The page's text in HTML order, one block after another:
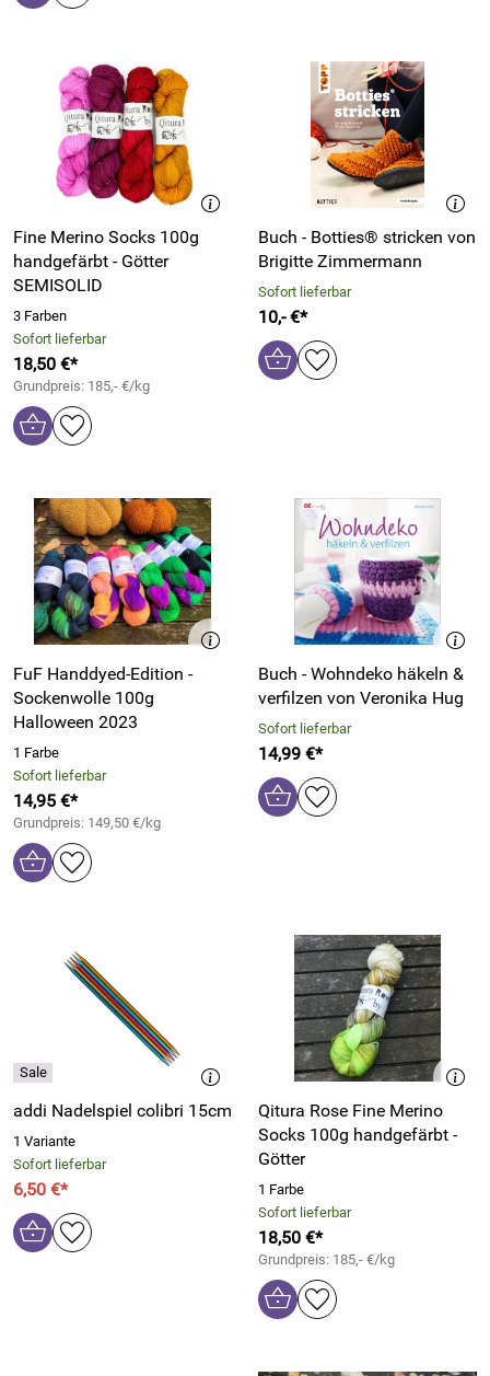
Fine Merino Socks 100g
handgefärbt - Götter
SEMISOLID
3 Farben
Sofort lieferbar
18,50 €*
Grundpreis: 185,- €/kg
Buch - Botties® stricken von
Brigitte Zimmermann
Sofort lieferbar
10,- €*
FuF Handdyed-Edition -
Sockenwolle 100g
Halloween 2023
1 Farbe
Sofort lieferbar
14,95 €*
Grundpreis: 149,50 €/kg
Buch - Wohndeko häkeln &
verfilzen von Veronika Hug
Sofort lieferbar
14,99 €*
addi Nadelspiel colibri 15cm
1 Variante
Sofort lieferbar
6,50 €*
Qitura Rose Fine Merino
Socks 100g handgefärbt -
Götter
1 Farbe
Sofort lieferbar
18,50 €*
Grundpreis: 185,- €/kg